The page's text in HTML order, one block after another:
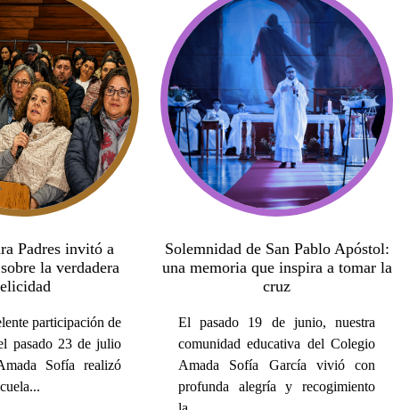
Padres invitó a
la verdadera
participación de
pasado 23 de julio
Sofía realizó
Solemnidad de San Pablo Apóstol:
una memoria que inspira a tomar la
cruz
El pasado 19 de junio, nuestra
comunidad educativa del Colegio
Amada Sofía García vivió con
profunda alegría y recogimiento